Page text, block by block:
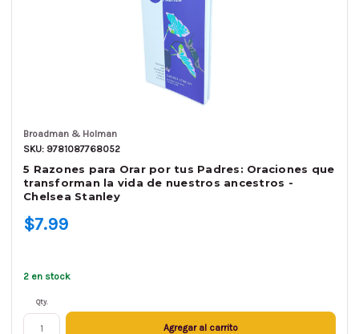
Broadman & Holman
SKU: 9781087768052
5 Razones para Orar por tus Padres: Oraciones que
transforman la vida de nuestros ancestros -
Chelsea Stanley
$7.99
2 en stock
Qty.
Agregar al carrito